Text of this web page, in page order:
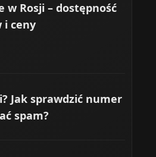
w Rosji – dostępność
i ceny
Jak sprawdzić numer
spam?